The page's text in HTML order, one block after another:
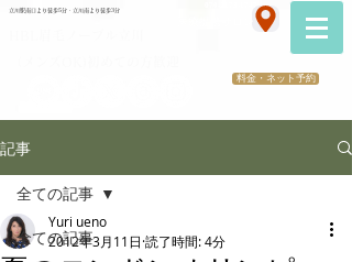
立川駅南口より徒歩5分・立川南より徒歩3分
料金・ネット予約
記事
全ての記事
全ての記事
Yuri ueno
2012年3月11日 読了時間: 4分